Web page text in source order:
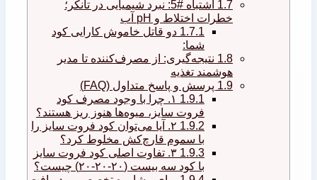
1.7
اشتباه #5: نبرد شیمیایی در تانکر؛
خطرات اختلاط و pH آب
1.7.1دو قاتل خاموش کارایی کود
شما:
1.8نتیجه‌گیری: از مصرف‌کننده تا مدیر
هوشمند تغذیه
1.9پرسش و پاسخ متداول (FAQ)
1.9.1
۱. چرا با وجود مصرف کود
فروت سایز، میوه‌ها هنوز ریز هستند؟
1.9.2
۲. آیا می‌توان کود فروت سایز را
با سموم قارچ‌کش مخلوط کرد؟
1.9.3
۳. تفاوت اصلی کود فروت سایز
با کود سه بیست (۲۰-۲۰-۲۰) چیست؟